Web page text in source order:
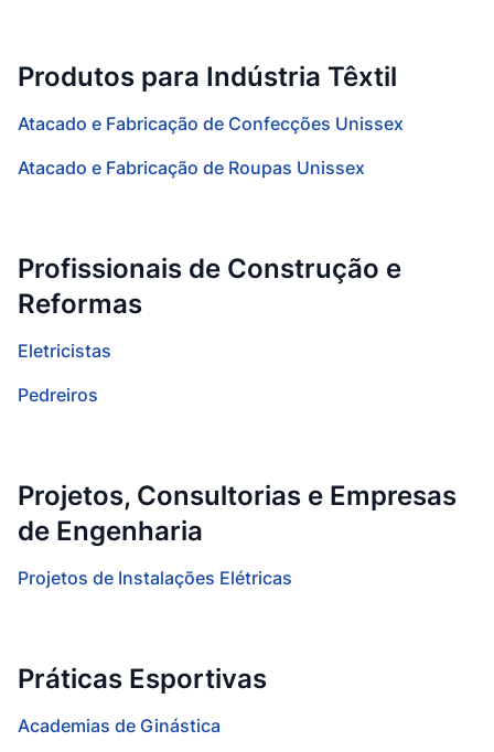
Produtos para Indústria Têxtil
Atacado e Fabricação de Confecções Unissex
Atacado e Fabricação de Roupas Unissex
Profissionais de Construção e
Reformas
Eletricistas
Pedreiros
Projetos, Consultorias e Empresas
de Engenharia
Projetos de Instalações Elétricas
Práticas Esportivas
Academias de Ginástica